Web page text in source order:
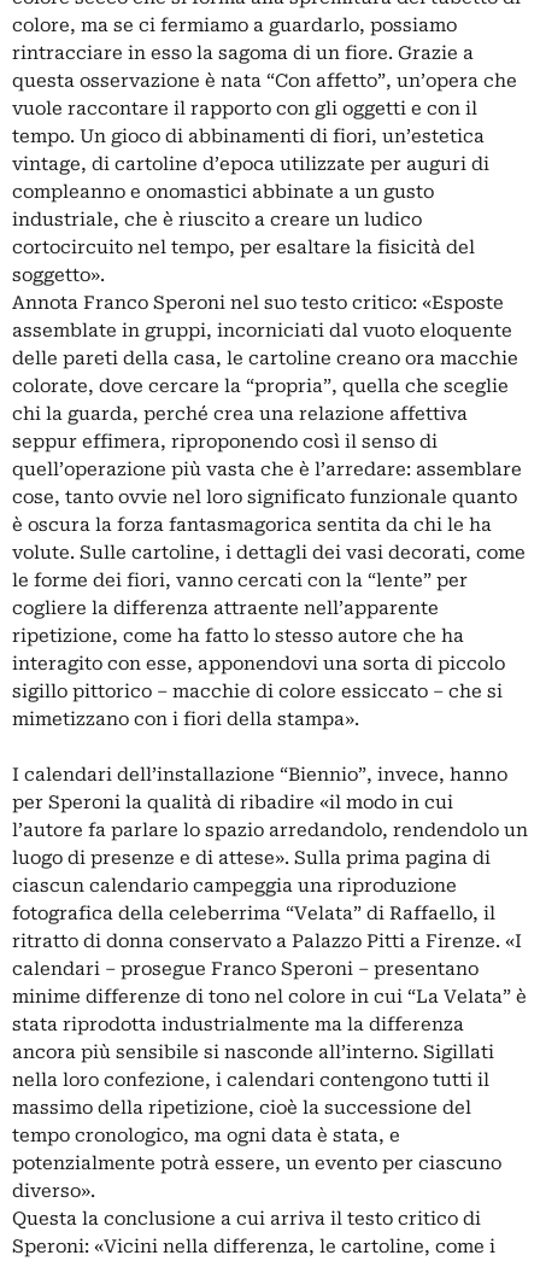
colore, ma se ci fermiamo a guardarlo, possiamo
rintracciare in esso la sagoma di un fiore. Grazie a
questa osservazione è nata “Con affetto”, un’opera che
vuole raccontare il rapporto con gli oggetti e con il
tempo. Un gioco di abbinamenti di fiori, un’estetica
vintage, di cartoline d’epoca utilizzate per auguri di
compleanno e onomastici abbinate a un gusto
industriale, che è riuscito a creare un ludico
cortocircuito nel tempo, per esaltare la fisicità del
soggetto».
Annota Franco Speroni nel suo testo critico: «Esposte
assemblate in gruppi, incorniciati dal vuoto eloquente
delle pareti della casa, le cartoline creano ora macchie
colorate, dove cercare la “propria”, quella che sceglie
chi la guarda, perché crea una relazione affettiva
seppur effimera, riproponendo così il senso di
quell’operazione più vasta che è l’arredare: assemblare
cose, tanto ovvie nel loro significato funzionale quanto
è oscura la forza fantasmagorica sentita da chi le ha
volute. Sulle cartoline, i dettagli dei vasi decorati, come
le forme dei fiori, vanno cercati con la “lente” per
cogliere la differenza attraente nell’apparente
ripetizione, come ha fatto lo stesso autore che ha
interagito con esse, apponendovi una sorta di piccolo
sigillo pittorico – macchie di colore essiccato – che si
mimetizzano con i fiori della stampa».
I calendari dell’installazione “Biennio”, invece, hanno
per Speroni la qualità di ribadire «il modo in cui
l’autore fa parlare lo spazio arredandolo, rendendolo un
luogo di presenze e di attese». Sulla prima pagina di
ciascun calendario campeggia una riproduzione
fotografica della celeberrima “Velata” di Raffaello, il
ritratto di donna conservato a Palazzo Pitti a Firenze. «I
calendari – prosegue Franco Speroni – presentano
minime differenze di tono nel colore in cui “La Velata” è
stata riprodotta industrialmente ma la differenza
ancora più sensibile si nasconde all’interno. Sigillati
nella loro confezione, i calendari contengono tutti il
massimo della ripetizione, cioè la successione del
tempo cronologico, ma ogni data è stata, e
potenzialmente potrà essere, un evento per ciascuno
diverso».
Questa la conclusione a cui arriva il testo critico di
Speroni: «Vicini nella differenza, le cartoline, come i